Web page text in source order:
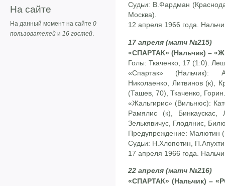
На сайте
На данный момент на сайте 0
пользователей и 16 гостей.
Судьи: В.Фардман
Москва).
12 апреля 1966 года.
17 апреля (матч №215)
«СПАРТАК» (Нальчик) –
Голы: Ткаченко, 17 (1:0).
«Спартак» (Нальчик):
Николаенко, Литвинов (к),
(Ташев, 70), Ткаченко, Горин.
«Жальгирис» (Вильнюс):
Рамялис (к), Бинкаускас,
Зелькявичус, Глодянис,
Предупреждение: Малютин
Судьи: Н.Хлопотин,
17 апреля 1966 года.
22 апреля (матч №216)
«СПАРТАК» (Нальчик) –